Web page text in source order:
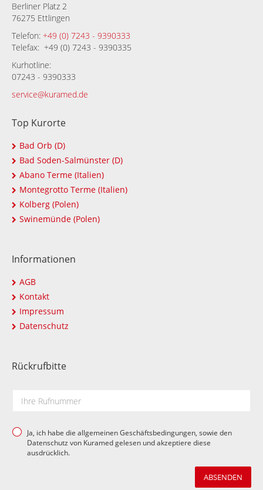
Berliner Platz 2
76275 Ettlingen
Telefon: +49 (0) 7243 - 9390333
Telefax: +49 (0) 7243 - 9390335
Kurhotline:
07243 - 9390333
service@kuramed.de
Top Kurorte
Bad Orb (D)
Bad Soden-Salmünster (D)
Abano Terme (Italien)
Montegrotto Terme (Italien)
Kolberg (Polen)
Swinemünde (Polen)
Informationen
AGB
Kontakt
Impressum
Datenschutz
Rückrufbitte
Ja, ich habe die allgemeinen Geschäftsbedingungen, sowie den
Datenschutz von Kuramed gelesen und akzeptiere diese
ausdrücklich.
ABSENDEN